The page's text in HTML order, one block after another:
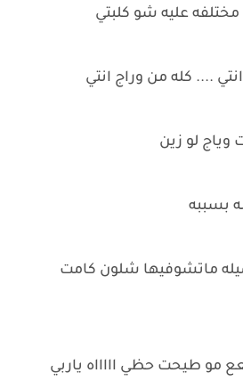
عليه شو كلبتي
انتي .... كله من وراج انتي
لو زين
بسببه
ماتشوفيها شلون كامت
مو طيحت حظي اااااه ياربي